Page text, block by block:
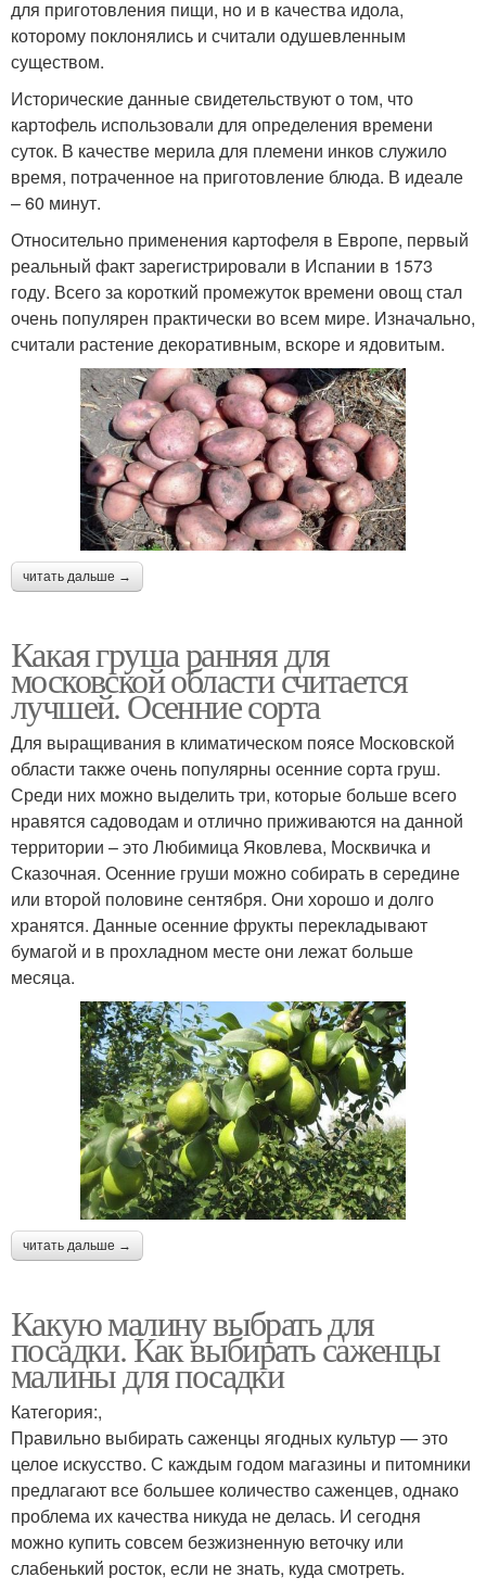
для приготовления пищи, но и в качества идола,
которому поклонялись и считали одушевленным
существом.
Исторические данные свидетельствуют о том, что
картофель использовали для определения времени
суток. В качестве мерила для племени инков служило
время, потраченное на приготовление блюда. В идеале
– 60 минут.
Относительно применения картофеля в Европе, первый
реальный факт зарегистрировали в Испании в 1573
году. Всего за короткий промежуток времени овощ стал
очень популярен практически во всем мире. Изначально,
считали растение декоративным, вскоре и ядовитым.
читать дальше →
Какая груша ранняя для
московской области считается
лучшей. Осенние сорта
Для выращивания в климатическом поясе Московской
области также очень популярны осенние сорта груш.
Среди них можно выделить три, которые больше всего
нравятся садоводам и отлично приживаются на данной
территории – это Любимица Яковлева, Москвичка и
Сказочная. Осенние груши можно собирать в середине
или второй половине сентября. Они хорошо и долго
хранятся. Данные осенние фрукты перекладывают
бумагой и в прохладном месте они лежат больше
месяца.
читать дальше →
Какую малину выбрать для
посадки. Как выбирать саженцы
малины для посадки
Категория:,
Правильно выбирать саженцы ягодных культур — это
целое искусство. С каждым годом магазины и питомники
предлагают все большее количество саженцев, однако
проблема их качества никуда не делась. И сегодня
можно купить совсем безжизненную веточку или
слабенький росток, если не знать, куда смотреть.